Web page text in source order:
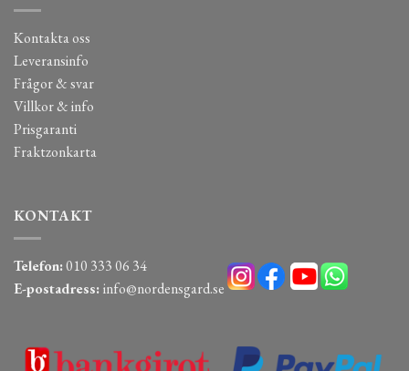
Kontakta oss
Leveransinfo
Frågor & svar
Villkor & info
Prisgaranti
Fraktzonkarta
KONTAKT
Telefon:010 333 06 34
E-postadress: info@nordensgard.se